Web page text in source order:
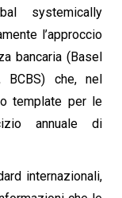
systemically
l’approccio
bancaria (Basel
BCBS) che, nel
template per le
annuale di
internazionali,